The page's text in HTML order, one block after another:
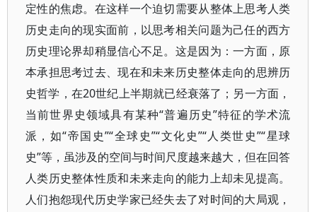
定性的焦虑。在这样一个迫切需要从整体上思考人类
历史走向的现实面前，以思考相关问题为己任的西方
历史理论界却稍显信心不足。这是因为：一方面，原
本承担思考过去、现在和未来历史整体走向的思辨历
史哲学，在20世纪上半期就已经衰落了；另一方面，
当前世界史领域具有某种“普遍历史”特征的学术流
派，如“帝国史”“全球史”“文化史”“人类世史”“星球
史”等，虽涉及的空间与时间尺度越来越大，但在回答
人类历史整体性质和未来走向的能力上却未见提高。
人们抱怨现代历史学家已经失去了对时间的大局观，